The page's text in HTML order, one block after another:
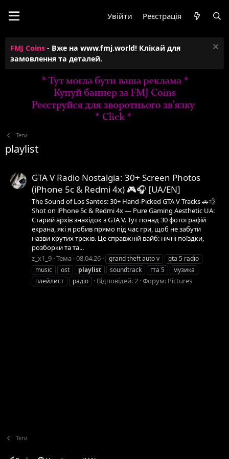
Увійти Реєстрація
FMJ Coins - Вже на www.fmj.world! Клікай для
замовлення та деталей.
Теги
playlist
GTA V Radio Nostalgia: 30+ Screen Photos
(iPhone 5c & Redmi 4x) 🎮🎧 [UA/EN]
The Sound of Los Santos: 30+ Hand-Picked GTA V Tracks 🚗💨
Shot on iPhone 5c & Redmi 4x — Pure Gaming Aesthetic UA:
Старий архів знахідок з GTA V. Тут понад 30 фотографій
екрана, які я робив прямо під час гри, щоб не забути
назви крутих треків. Це справжній вайб: нічні поїздки,
розборки та та...
z_x1_9 Тема 08.04.26 grand theft auto v
gta 5 radio
music
ost playlist soundtrack гта 5
музика
плейлист
радіо Відповідей: 2 Форум: Pictures
Теги